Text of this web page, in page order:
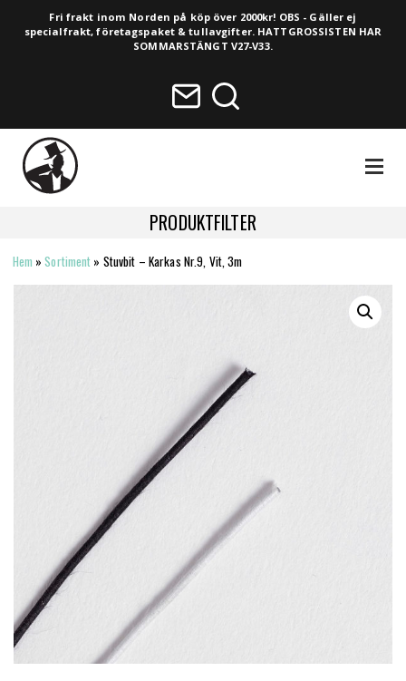
Fri frakt inom Norden på köp över 2000kr! OBS - Gäller ej
specialfrakt, företagspaket & tullavgifter. HATTGROSSISTEN HAR
SOMMARSTÄNGT V27-V33.
PRODUKTFILTER
HELA SORTIMENTET
VINTAGE
LIMITERADE
Hem »Sortiment » Stuvbit – Karkas Nr.9, Vit, 3m